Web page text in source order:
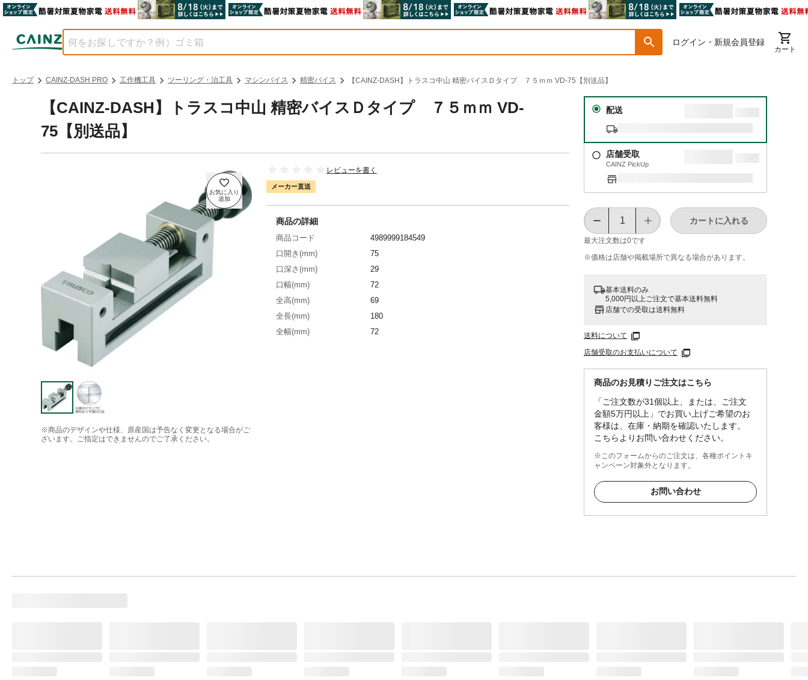
ログイン・新規会員登録
カート
トップ CAINZ-DASH PRO 工作機工具 ツーリング・治工具 マシンバイス 精密バイス 【CAINZ-DASH】トラスコ中山 精密バイスＤタイプ ７５ｍｍ VD-75【別送品】
【CAINZ-DASH】トラスコ中山 精密バイスＤタイプ ７５ｍｍ VD-
75【別送品】
※商品のデザインや仕様、原産国は予告なく変更となる場合がご
ざいます。ご指定はできませんのでご了承ください。
レビューを書く
メーカー直送
配送
店舗受取
CAINZ PickUp
最大注文数は0です
カートに入れる
※価格は​店舗や​掲載場所で​異なる​場合が​あります。
基本送料のみ
5,000円以上ご注文で基本送料無料
店舗での受取は送料無料
送料について
店舗受取のお支払いについて
商品のお見積りご注文はこちら
「ご注文数が31個以上、または、ご注文
金額5万円以上」でお買い上げご希望のお
客様は、在庫・納期を確認いたします。
こちらよりお問い合わせください。
※このフォームからのご注文は、各種ポイントキ
ャンペーン対象外となります。
お問い合わせ
商品の詳細
商品コード
4989999184549
口開き(mm)
75
口深さ(mm)
29
口幅(mm)
72
全高(mm)
69
全長(mm)
180
全幅(mm)
72